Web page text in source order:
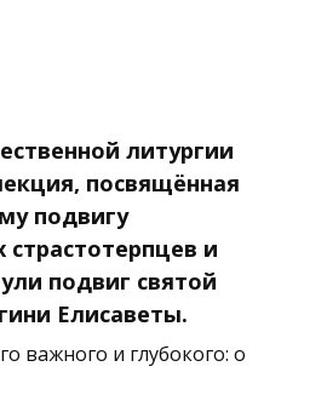
литургии
посвящённая
подвигу
страстотерпцев и
подвиг святой
Елисаветы.
важного и глубокого: о